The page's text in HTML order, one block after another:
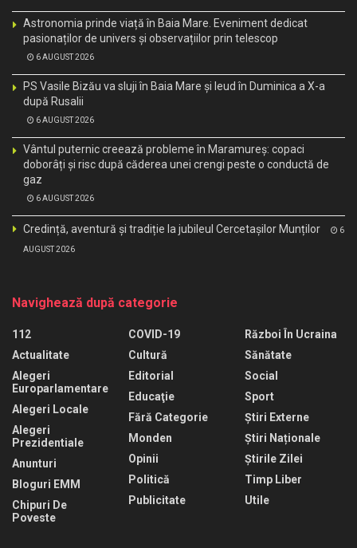
Astronomia prinde viață în Baia Mare. Eveniment dedicat
pasionaților de univers și observațiilor prin telescop
6 AUGUST 2026
PS Vasile Bizău va sluji în Baia Mare și Ieud în Duminica a X-a
după Rusalii
6 AUGUST 2026
Vântul puternic creează probleme în Maramureș: copaci
doborâți și risc după căderea unei crengi peste o conductă de
gaz
6 AUGUST 2026
Credință, aventură și tradiție la jubileul Cercetașilor Munților 6
AUGUST 2026
Navighează după categorie
112
Actualitate
Alegeri
Europarlamentare
Alegeri Locale
Alegeri
Prezidentiale
Anunturi
Bloguri EMM
Chipuri De
Poveste
COVID-19
Cultură
Editorial
Educaţie
Fără Categorie
Monden
Opinii
Politică
Publicitate
Război În Ucraina
Sănătate
Social
Sport
Știri Externe
Știri Naționale
Știrile Zilei
Timp Liber
Utile